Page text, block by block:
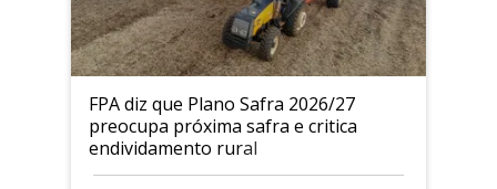
FPA diz que Plano Safra 2026/27
preocupa próxima safra e critica
endividamento rural